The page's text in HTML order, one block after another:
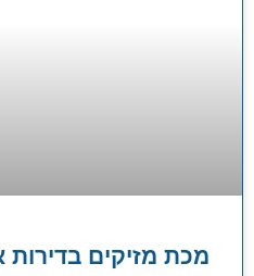
מכת מזיקים בדירות